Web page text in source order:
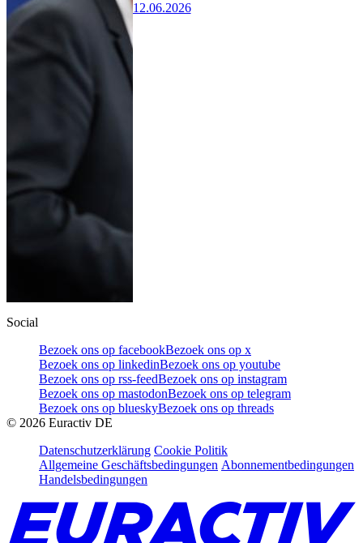
12.06.2026
Social
Bezoek ons op facebookBezoek ons op x
Bezoek ons op linkedinBezoek ons op youtube
Bezoek ons op rss-feedBezoek ons op instagram
Bezoek ons op mastodonBezoek ons op telegram
Bezoek ons op blueskyBezoek ons op threads
© 2026 Euractiv DE
Datenschutzerklärung Cookie Politik
Allgemeine Geschäftsbedingungen Abonnementbedingungen
Handelsbedingungen